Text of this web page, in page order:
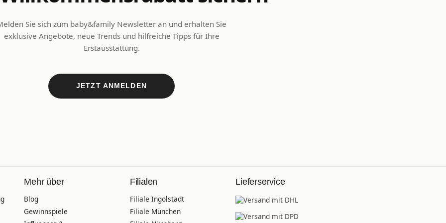
Sie sich zum baby&family Newsletter an und erhalten Sie
exklusive Angebote, neue Trends und hilfreiche Tipps für Ihre
Erstausstattung.
JETZT ANMELDEN
Mehr über
Blog
Gewinnspiele
Filialen
Filiale Ingolstadt
Filiale München
Lieferservice